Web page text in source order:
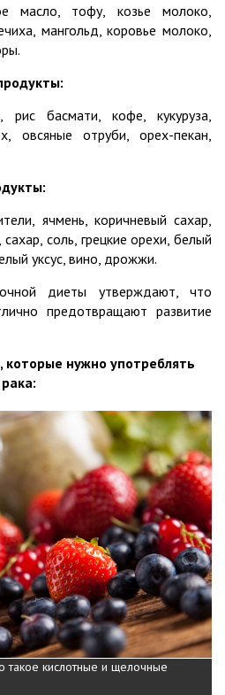
масло, тофу, козье молоко,
мангольд, коровье молоко,
рис басмати, кофе, кукуруза,
овсяные отруби, орех-пекан,
ячмень, коричневый сахар,
соль, грецкие орехи, белый
уксус, вино, дрожжи.
диеты утверждают, что
предотвращают развитие
нужно употреблять
такое кислотные и щелочные